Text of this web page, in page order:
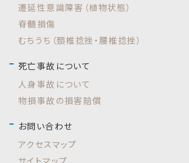
遷延性意識障害（植物状態）
脊髄損傷
むちうち（頚椎捻挫・腰椎捻挫）
死亡事故について
人身事故について
物損事故の損害賠償
お問い合わせ
アクセスマップ
サイトマップ